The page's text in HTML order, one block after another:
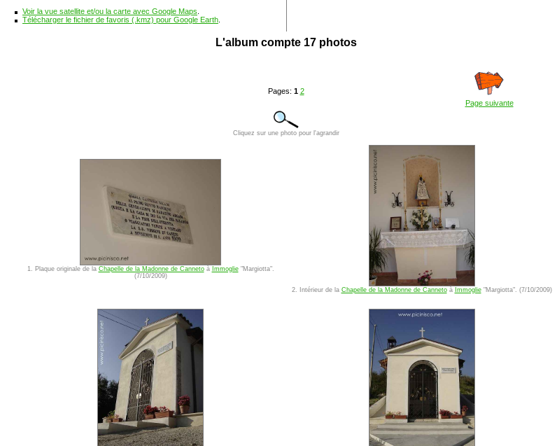
Voir la vue satellite et/ou la carte avec Google Maps
Télécharger le fichier de favoris (.kmz) pour Google Earth
L'album compte 17 photos
Pages: 1 2
Page suivante
Cliquez sur une photo pour l'agrandir
1. Plaque originale de la Chapelle de la Madonne de Cannetoà Immoglie"Margiotta".
(7/10/2009)
2. Intérieur de la Chapelle de la Madonne de Cannetoà Immoglie"Margiotta". (7/10/2009)